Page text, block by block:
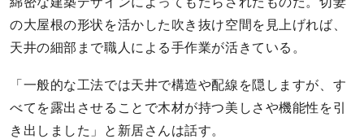
の大屋根の形状を活かした吹き抜け空間を見上げれば、
天井の細部まで職人による手作業が活きている。
「一般的な工法では天井で構造や配線を隠しますが、す
べてを露出させることで木材が持つ美しさや機能性を引
き出しました」と新居さんは話す。